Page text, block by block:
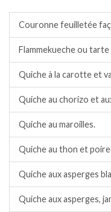
Couronne feuilletée
Flammekueche ou tarte
Quiche à la carotte et
Quiche au chorizo et
Quiche au maroilles.
Quiche au thon et
Quiche aux asperges
Quiche aux asperges,